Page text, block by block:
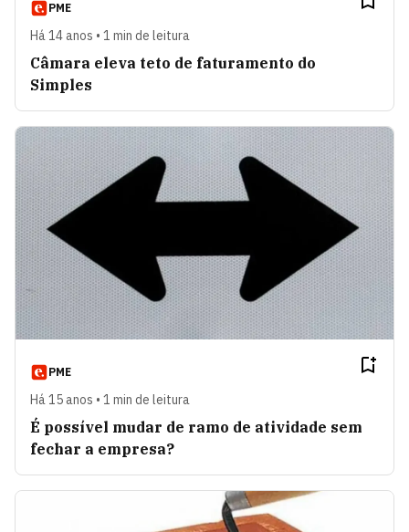
PME
Há 14 anos • 1 min de leitura
Câmara eleva teto de faturamento do
Simples
PME
Há 15 anos • 1 min de leitura
É possível mudar de ramo de atividade sem
fechar a empresa?